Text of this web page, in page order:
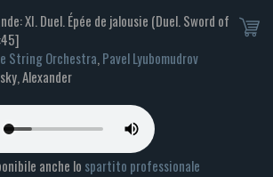
XI. Duel. Épée de jalousie (Duel. Sword of
String Orchestra,Pavel Lyubomudrov
Alexander
anche lo spartito professionale